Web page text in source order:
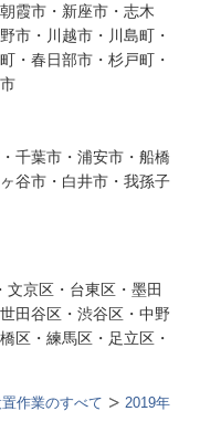
霞市・新座市・志木
市・川越市・川島町・
・春日部市・杉戸町・
千葉市・浦安市・船橋
谷市・白井市・我孫子
京区・台東区・墨田
田谷区・渋谷区・中野
区・練馬区・足立区・
作業のすべて
2019年